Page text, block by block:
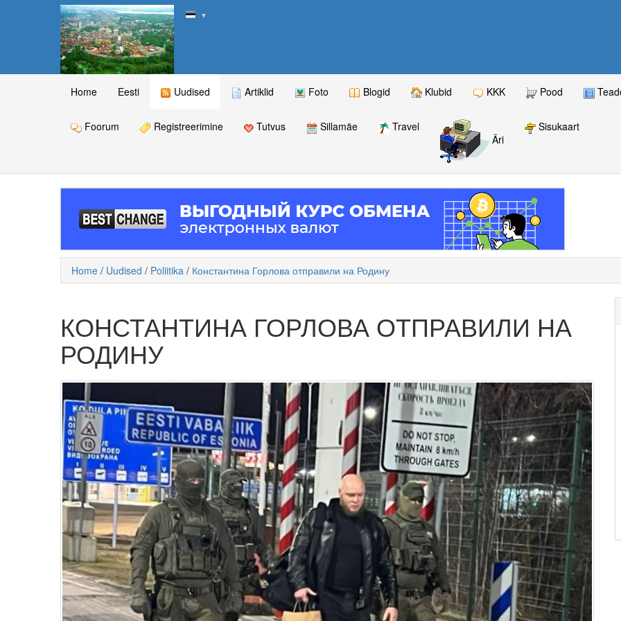
▼
Home Eesti Uudised Artiklid Foto Blogid Klubid KKK Pood
Foorum Registreerimine Tutvus Sillamäe
Travel
Äri
Sisukaart
Home / Uudised / Poliitika / Константина Горлова отправили на Родину
КОНСТАНТИНА ГОРЛОВА ОТПРАВИЛИ НА
РОДИНУ